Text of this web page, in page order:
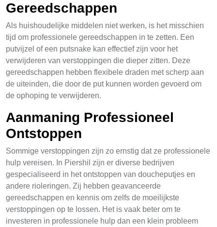
Gereedschappen
Als huishoudelijke middelen niet werken, is het misschien
tijd om professionele gereedschappen in te zetten. Een
putvijzel of een putsnake kan effectief zijn voor het
verwijderen van verstoppingen die dieper zitten. Deze
gereedschappen hebben flexibele draden met scherp aan
de uiteinden, die door de put kunnen worden gevoerd om
de ophoping te verwijderen.
Aanmaning Professioneel
Ontstoppen
Sommige verstoppingen zijn zo ernstig dat ze professionele
hulp vereisen. In Piershil zijn er diverse bedrijven
gespecialiseerd in het ontstoppen van doucheputjes en
andere rioleringen. Zij hebben geavanceerde
gereedschappen en kennis om zelfs de moeilijkste
verstoppingen op te lossen. Het is vaak beter om te
investeren in professionele hulp dan een klein probleem